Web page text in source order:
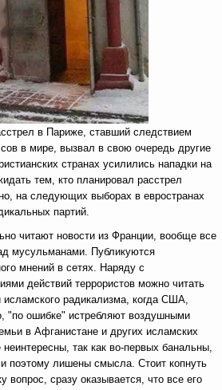
в Париже, ставший следствием
в мире, вызвал в свою очередь другие
странах усилились нападки на
тем, кто планировал расстрел
на следующих выборах в евространах
партий.
читают новости из Франции, вообще все
мусульманами. Публикуются
мнений в сетях. Наряду с
действий террористов можно читать
исламского радикализма, когда США,
"по ошибке" истребляют воздушными
в Афганистане и других исламских
так как во-первых банальны,
поэтому лишены смысла. Стоит копнуть
вопрос, сразу оказывается, что все его